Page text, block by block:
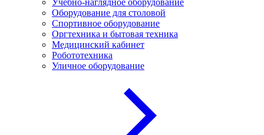
Учебно-наглядное оборудование
Оборудование для столовой
Спортивное оборудование
Оргтехника и бытовая техника
Медицинский кабинет
Робототехника
Уличное оборудование